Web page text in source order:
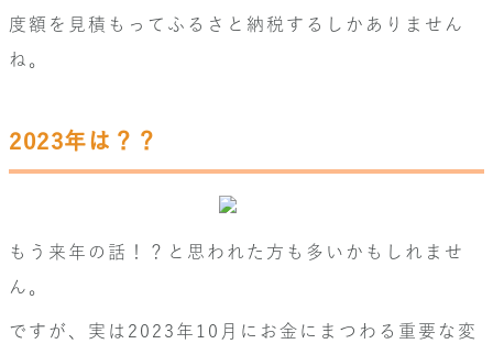
度額を見積もってふるさと納税するしかありません
ね。
2023年は？？
もう来年の話！？と思われた方も多いかもしれませ
ん。
ですが、実は2023年10月にお金にまつわる重要な変